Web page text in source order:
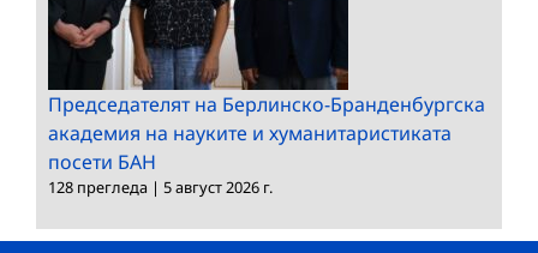
Председателят на Берлинско-Бранденбургска
академия на науките и хуманитаристиката
посети БАН
128 прегледа | 5 август 2026 г.